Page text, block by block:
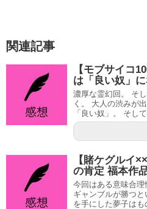
関連記事
【モブサイコ
は「良い奴」
濃厚な霊幻回。 そ
く。 大人の渋みが
「良い奴」。 そして
【賭ケグルイ
の肯定 福本作
今回はある意味合
ギャンブルが勝つ
を手にした夢子はも